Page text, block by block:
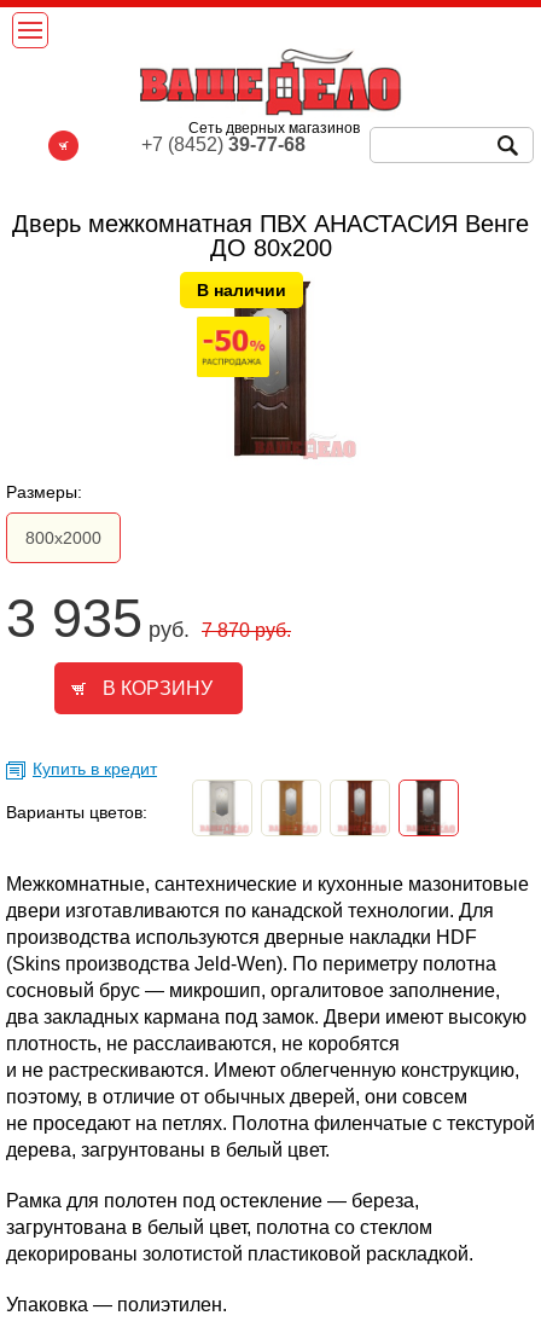
Дверь межкомнатная ПВХ АНАСТАСИЯ Венге
ДО 80х200
В наличии
Размеры:
800х2000
3 935 руб. 7 870руб.
Купить в кредит
Варианты цветов:
Межкомнатные, сантехнические и кухонные мазонитовые
двери изготавливаются по канадской технологии. Для
производства используются дверные накладки HDF
(Skins производства Jeld-Wen). По периметру полотна
сосновый брус — микрошип, оргалитовое заполнение,
два закладных кармана под замок. Двери имеют высокую
плотность, не расслаиваются, не коробятся
и не растрескиваются. Имеют облегченную конструкцию,
поэтому, в отличие от обычных дверей, они совсем
не проседают на петлях. Полотна филенчатые с текстурой
дерева, загрунтованы в белый цвет.
Рамка для полотен под остекление — береза,
загрунтована в белый цвет, полотна со стеклом
декорированы золотистой пластиковой раскладкой.
Упаковка — полиэтилен.
Сеть дверных магазинов
+7 (8452)39-77-68